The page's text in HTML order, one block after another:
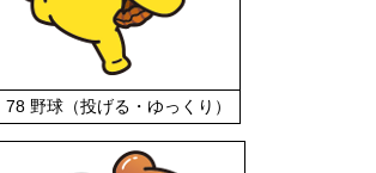
78 野球（投げる・ゆっくり）